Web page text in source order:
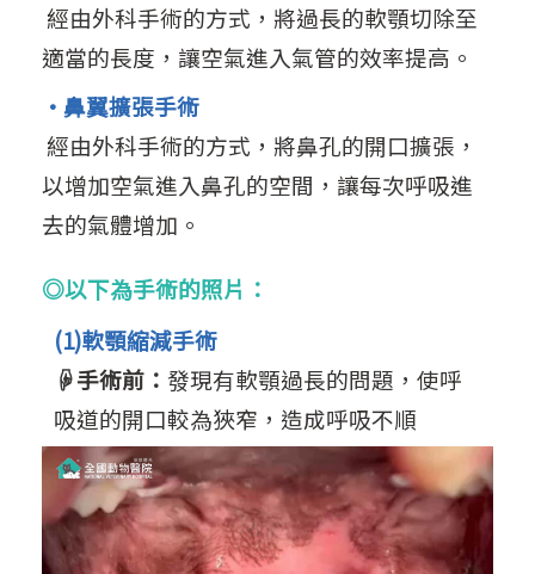
經由外科手術的方式，將過長的軟顎切除至
適當的長度，讓空氣進入氣管的效率提高。
·鼻翼擴張手術
經由外科手術的方式，將鼻孔的開口擴張，
以增加空氣進入鼻孔的空間，讓每次呼吸進
去的氣體增加。
◎以下為手術的照片：
(1)軟顎縮減手術
☟手術前： 發現有軟顎過長的問題，使呼
吸道的開口較為狹窄，造成呼吸不順